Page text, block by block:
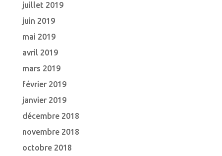
juillet 2019
juin 2019
mai 2019
avril 2019
mars 2019
février 2019
janvier 2019
décembre 2018
novembre 2018
octobre 2018